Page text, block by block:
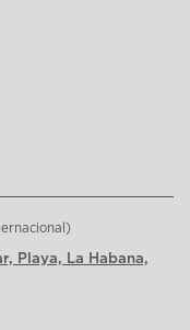
Playa, La Habana,